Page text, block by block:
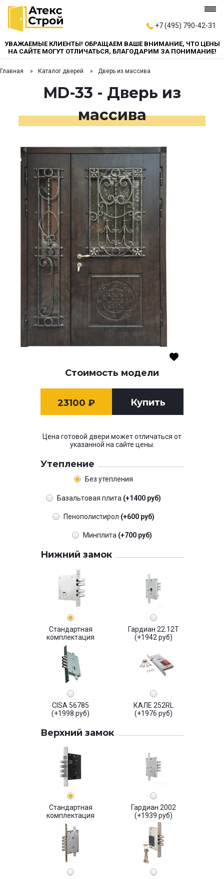
+7 (495) 790-42-31
УВАЖАЕМЫЕ КЛИЕНТЫ! ОБРАЩАЕМ ВАШЕ ВНИМАНИЕ, ЧТО ЦЕНЫ
НА САЙТЕ МОГУТ ОТЛИЧАТЬСЯ, БЛАГОДАРИМ ЗА ПОНИМАНИЕ!
Главная Каталог дверей Дверь из массива
MD-33 - Дверь из
массива
Стоимость модели
23100 ₽ Купить
Цена готовой двери может отличаться от
указанной на сайте цены.
Утепление
Без утепления
Базальтовая плита (+1400 руб)
Пенополистирол (+600 руб)
Минплита (+700 руб)
Нижний замок
Стандартная
комплектация
Гардиан 22.12Т
(+1942 руб)
CISA 56785
(+1998 руб)
КАЛЕ 252RL
(+1976 руб)
Верхний замок
Стандартная
комплектация
Гардиан 2002
(+1939 руб)